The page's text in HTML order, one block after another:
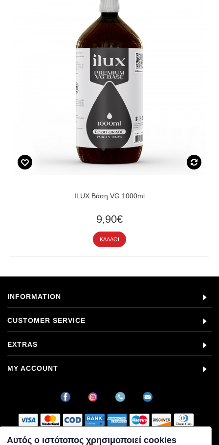
ILUX Βάση VG 1000ml
9,90€
ΚΑΛΆΘΙ
INFORMATION
CUSTOMER SERVICE
EXTRAS
MY ACCOUNT
Αυτός ο ιστότοπος χρησιμοποιεί cookies